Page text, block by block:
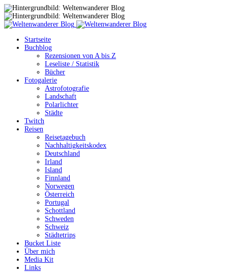
Startseite
Buchblog
Rezensionen von A bis Z
Leseliste / Statistik
Bücher
Fotogalerie
Astrofotografie
Landschaft
Polarlichter
Städte
Twitch
Reisen
Reisetagebuch
Nachhaltigkeitskodex
Deutschland
Irland
Island
Finnland
Norwegen
Österreich
Portugal
Schottland
Schweden
Schweiz
Städtetrips
Bucket Liste
Über mich
Media Kit
Links